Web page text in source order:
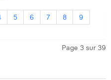
5 6 7 8
9
Page 3 sur 39